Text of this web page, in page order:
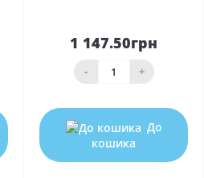
1 147.50грн
- +
До
кошика